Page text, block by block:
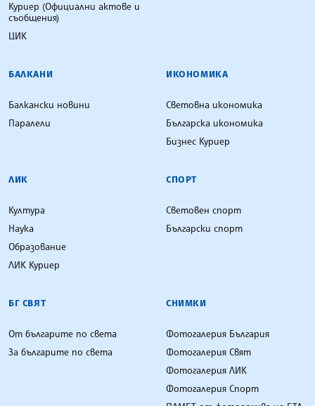
Куриер (Официални актове и
съобщения)
ЦИК
БАЛКАНИ
Балкански новини
Паралели
ИКОНОМИКА
Световна икономика
Българска икономика
Бизнес Куриер
ЛИК
Култура
Наука
Образование
ЛИК Куриер
СПОРТ
Световен спорт
Български спорт
БГ СВЯТ
От българите по света
За българите по света
СНИМКИ
Фотогалерия България
Фотогалерия Свят
Фотогалерия ЛИК
Фотогалерия Спорт